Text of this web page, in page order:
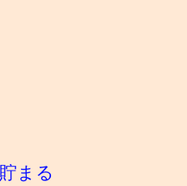
まる